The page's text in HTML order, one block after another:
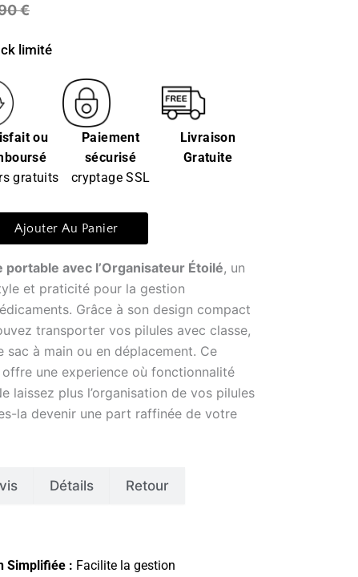
€
limité
ou
gratuits
Paiement
sécurisé
cryptage SSL
Livraison
Gratuite
Ajouter Au Panier
portable avec l’Organisateur Étoilé, un
et praticité pour la gestion
Grâce à son design compact
transporter vos pilules avec classe,
sac à main ou en déplacement. Ce
une experience où fonctionnalité
laissez plus l’organisation de vos pilules
la devenir une part raffinée de votre
Détails Retour
Simplifiée : Facilite la gestion